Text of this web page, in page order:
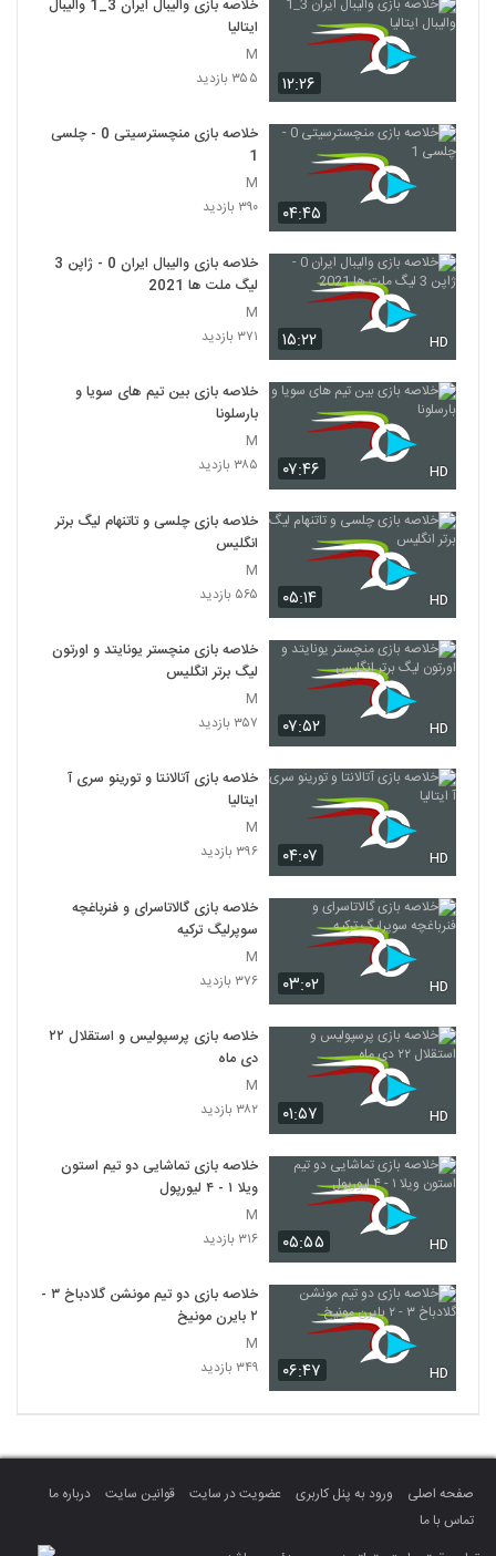
۱۲:۲۶
خلاصه بازی والیبال ایران 3_1 والیبال
ایتالیا
M
۳۵۵ بازدید
۰۴:۴۵
خلاصه بازی منچسترسیتی 0 - چلسی
1
M
۳۹۰ بازدید
۱۵:۲۲ HD
خلاصه بازی والیبال ایران 0 - ژاپن 3
لیگ ملت ها 2021
M
۳۷۱ بازدید
۰۷:۴۶ HD
خلاصه بازی بین تیم های سویا و
بارسلونا
M
۳۸۵ بازدید
۰۵:۱۴ HD
خلاصه بازی چلسی و تاتنهام لیگ برتر
انگلیس
M
۵۶۵ بازدید
۰۷:۵۲ HD
خلاصه بازی منچستر یونایتد و اورتون
لیگ برتر انگلیس
M
۳۵۷ بازدید
۰۴:۰۷ HD
خلاصه بازی آتالانتا و تورینو سری آ
ایتالیا
M
۳۹۶ بازدید
۰۳:۰۲ HD
خلاصه بازی گالاتاسرای و فنرباغچه
سوپرلیگ ترکیه
M
۳۷۶ بازدید
۰۱:۵۷ HD
خلاصه بازی پرسپولیس و استقلال ۲۲
دی ماه
M
۳۸۲ بازدید
۰۵:۵۵ HD
خلاصه بازی تماشایی دو تیم استون
ویلا ۱ - ۴ لیورپول
M
۳۱۶ بازدید
۰۶:۴۷ HD
خلاصه بازی دو تیم مونشن گلادباخ ۳ -
۲ بایرن مونیخ
M
۳۴۹ بازدید
صفحه اصلی ورود به پنل کاربری عضویت در سایت قوانین سایت
درباره ما
تماس با ما